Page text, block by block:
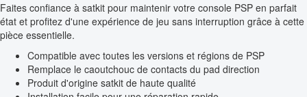
Faites confiance à satkit pour maintenir votre console PSP en parfait
état et profitez d'une expérience de jeu sans interruption grâce à cette
pièce essentielle.
Compatible avec toutes les versions et régions de PSP
Remplace le caoutchouc de contacts du pad direction
Produit d'origine satkit de haute qualité